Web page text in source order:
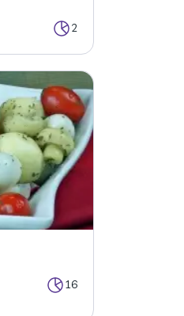
2
16